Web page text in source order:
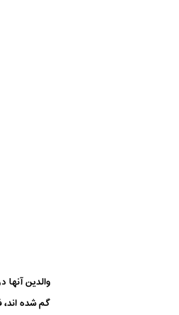
والدین
گم شده اند،